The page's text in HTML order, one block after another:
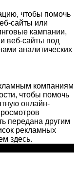
чтобы помочь
сайты или
кампании,
веб-сайты под
аналитических
компаниям
чтобы помочь
онлайн-
передана другим
рекламных
здесь.